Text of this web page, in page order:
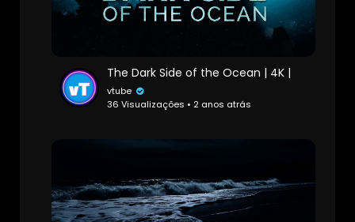
The Dark Side of the Ocean | 4K |
vtube
36 Visualizações • 2 anos atrás